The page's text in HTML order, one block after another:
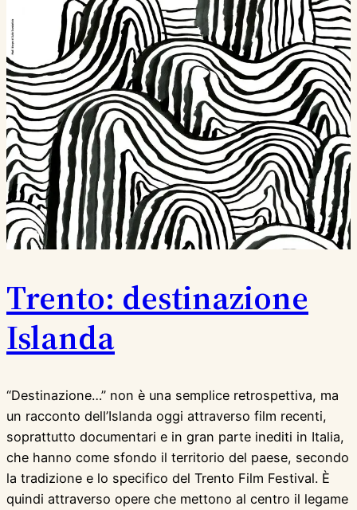
Trento: destinazione
Islanda
“Destinazione…” non è una semplice retrospettiva, ma
un racconto dell’Islanda oggi attraverso film recenti,
soprattutto documentari e in gran parte inediti in Italia,
che hanno come sfondo il territorio del paese, secondo
la tradizione e lo specifico del Trento Film Festival. È
quindi attraverso opere che mettono al centro il legame